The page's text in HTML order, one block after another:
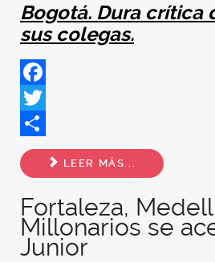
Bogotá. Dura crítica
sus colegas.
Facebook
Twitter
Share
LEER MÁS...
Fortaleza,
Millonarios se
Junior